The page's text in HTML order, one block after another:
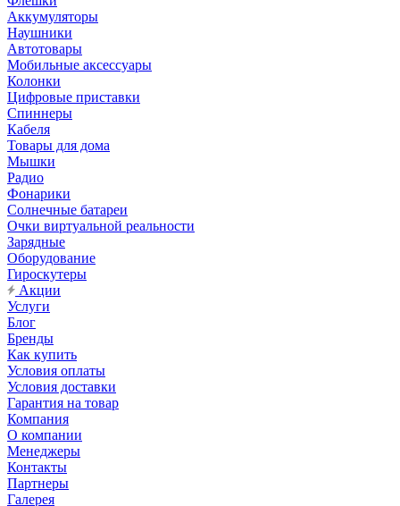
Аккумуляторы
Наушники
Автотовары
Мобильные аксессуары
Колонки
Цифровые приставки
Спиннеры
Кабеля
Товары для дома
Мышки
Радио
Фонарики
Солнечные батареи
Очки виртуальной реальности
Зарядные
Оборудование
Гироскутеры
Акции
Услуги
Блог
Бренды
Как купить
Условия оплаты
Условия доставки
Гарантия на товар
Компания
О компании
Менеджеры
Контакты
Партнеры
Галерея